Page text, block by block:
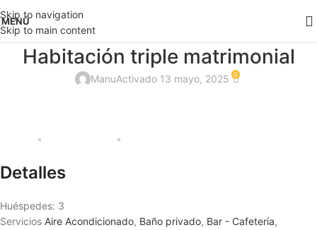
Skip to navigation
Skip to main content
MENÚ
Habitación triple matrimonial
ManuActivado 13 mayo, 2025 0
Detalles
Huéspedes: 3
Servicios Aire Acondicionado, Baño privado, Bar - Cafetería,